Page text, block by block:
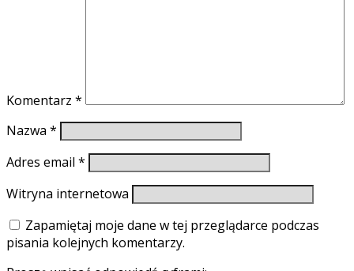
Komentarz *
Nazwa *
Adres email *
Witryna internetowa
Zapamiętaj moje dane w tej przeglądarce podczas
pisania kolejnych komentarzy.